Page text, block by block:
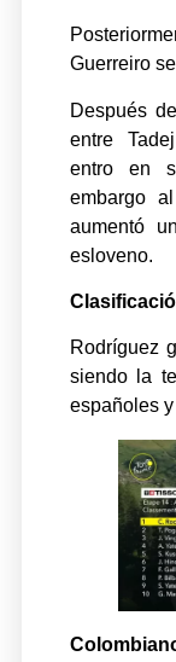
Guerreiro
Después
entre
entro en
embargo
aumentó
esloveno.
Rodríguez
siendo la
españoles